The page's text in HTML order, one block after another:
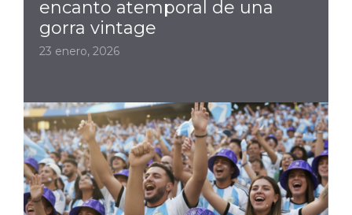
encanto atemporal de una
gorra vintage
23 enero, 2026